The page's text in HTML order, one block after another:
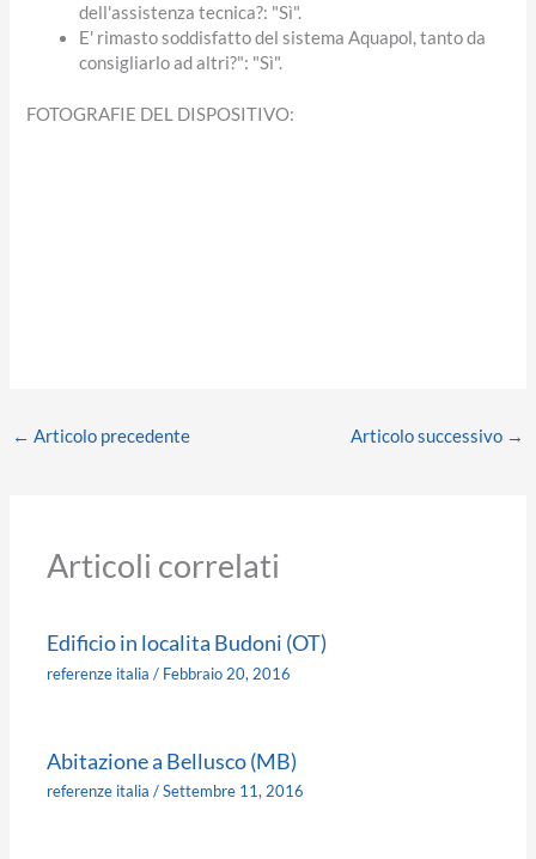
dell'assistenza tecnica?: "Sì".
E' rimasto soddisfatto del sistema Aquapol, tanto da
consigliarlo ad altri?": "Sì".
FOTOGRAFIE DEL DISPOSITIVO:
← Articolo precedente Articolo successivo →
Articoli correlati
Edificio in localita Budoni (OT)
referenze italia / Febbraio 20, 2016
Abitazione a Bellusco (MB)
referenze italia /Settembre 11, 2016